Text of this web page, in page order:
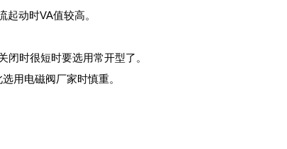
动时VA值较高。
时很短时要选用常开型了。
用电磁阀厂家时慎重。